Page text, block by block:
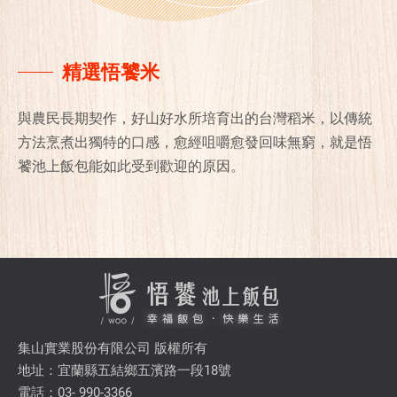
精選悟饕米
與農民長期契作，好山好水所培育出的台灣稻米，以傳統
方法烹煮出獨特的口感，愈經咀嚼愈發回味無窮，就是悟
饕池上飯包能如此受到歡迎的原因。
集山實業股份有限公司 版權所有
地址：宜蘭縣五結鄉五濱路一段18號
電話：03- 990-3366